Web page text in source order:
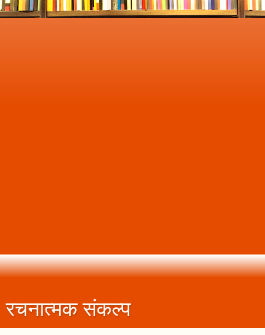
रचनात्मक संकल्प